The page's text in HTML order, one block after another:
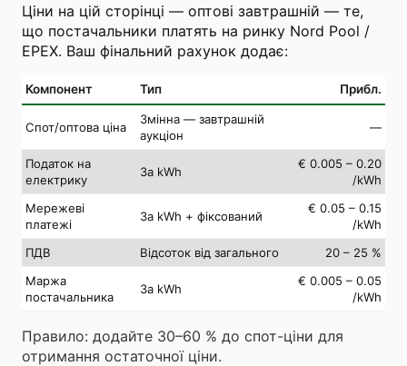
Ціни на цій сторінці — оптові завтрашній — те,
що постачальники платять на ринку Nord Pool /
EPEX. Ваш фінальний рахунок додає:
Компонент Тип Прибл.
Спот/оптова ціна
Змінна — завтрашній
аукціон
—
Податок на
електрику
За kWh
€ 0.005 – 0.20
/kWh
Мережеві
платежі
За kWh + фіксований
€ 0.05 – 0.15
/kWh
ПДВ
Відсоток від загального
20 – 25 %
Маржа
постачальника
За kWh
€ 0.005 – 0.05
/kWh
Правило: додайте 30–60 % до спот-ціни для
отримання остаточної ціни.